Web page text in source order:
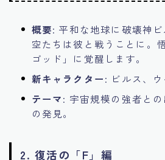
概要: 平和な地球に破壊神
空たちは彼と戦うことに。
ゴッド」に覚醒します。
新キャラクター: ビルス、ウ
テーマ: 宇宙規模の強者と
の発見。
2. 復活の「F」編